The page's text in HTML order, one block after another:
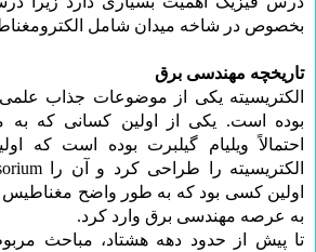
بخصوص در شاخه میدان شامل
تاریخچه مهندسی برق
الکتریسیته یکی از موضوعات جذاب
بوده است. یکی از اولین کسانی که به
احتمالاً ویلیام گیلبرت بوده است که
اولین کسی بود که به طور واضح مغناطیس
به عرصه مهندسی برق وارد کرد.
تا پیش از حدود دهه هشتاد، مباحث